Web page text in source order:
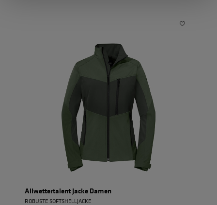
Allwettertalent Jacke Damen
ROBUSTE SOFTSHELLJACKE